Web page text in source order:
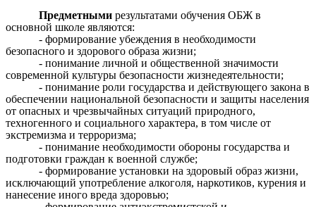
Предметными результатами обучения ОБЖ в
основной школе являются:
- формирование убеждения в необходимости
безопасного и здорового образа жизни;
- понимание личной и общественной значимости
современной культуры безопасности жизнедеятельности;
- понимание роли государства и действующего закона в
обеспечении национальной безопасности и защиты населения
от опасных и чрезвычайных ситуаций природного,
техногенного и социального характера, в том числе от
экстремизма и терроризма;
- понимание необходимости обороны государства и
подготовки граждан к военной службе;
- формирование установки на здоровый образ жизни,
исключающий употребление алкоголя, наркотиков, курения и
нанесение иного вреда здоровью;